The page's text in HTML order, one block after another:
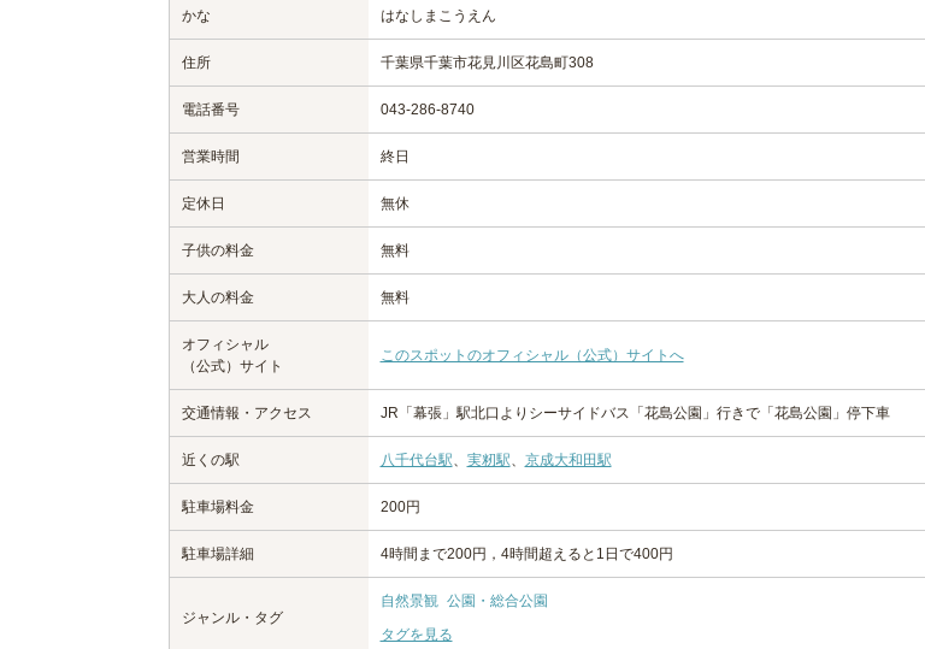
かな はなしまこうえん
住所 千葉県千葉市花見川区花島町308
電話番号 043-286-8740
営業時間 終日
定休日 無休
子供の料金 無料
大人の料金 無料
オフィシャル
（公式）サイト
このスポットのオフィシャル（公式）サイトへ
交通情報・アクセス JR「幕張」駅北口よりシーサイドバス「花島公園」行きで「花島公園」停下車
近くの駅 八千代台駅、 実籾駅、 京成大和田駅
駐車場料金 200円
駐車場詳細 4時間まで200円，4時間超えると1日で400円
ジャンル・タグ
自然景観 公園・総合公園
タグを見る